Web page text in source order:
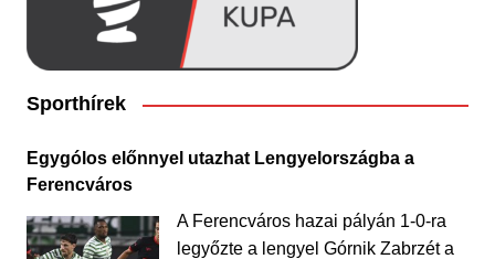
Sporthírek
Egygólos előnnyel utazhat Lengyelországba a
Ferencváros
A Ferencváros hazai pályán 1-0-ra
legyőzte a lengyel Górnik Zabrzét a